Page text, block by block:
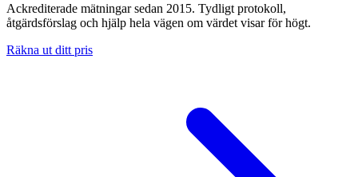
Ackrediterade mätningar sedan 2015. Tydligt protokoll,
åtgärdsförslag och hjälp hela vägen om värdet visar för högt.
Räkna ut ditt pris